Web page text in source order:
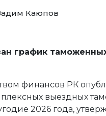
Каюпов
график
финансов РК
выездных
2026 года,